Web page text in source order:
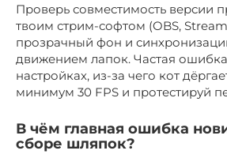
Проверь совместимость версии
твоим стрим-софтом (OBS,
прозрачный фон и
движением лапок. Частая
настройках, из-за чего кот
минимум 30 FPS и протестируй
В чём главная ошибка
сборе шляпок?